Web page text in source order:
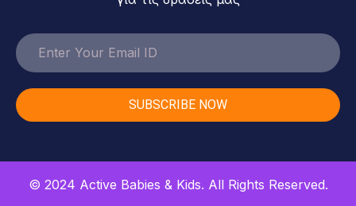
SUBSCRIBE NOW
© 2024 Active Babies & Kids. All Rights Reserved.